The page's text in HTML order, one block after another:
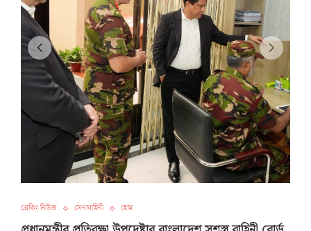
ব্রেকিং নিউজ সেনাবাহিনী হোম